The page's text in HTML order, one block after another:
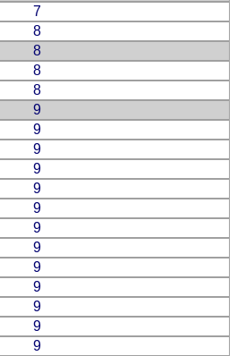
7
8
8
8
8
9
9
9
9
9
9
9
9
9
9
9
9
9